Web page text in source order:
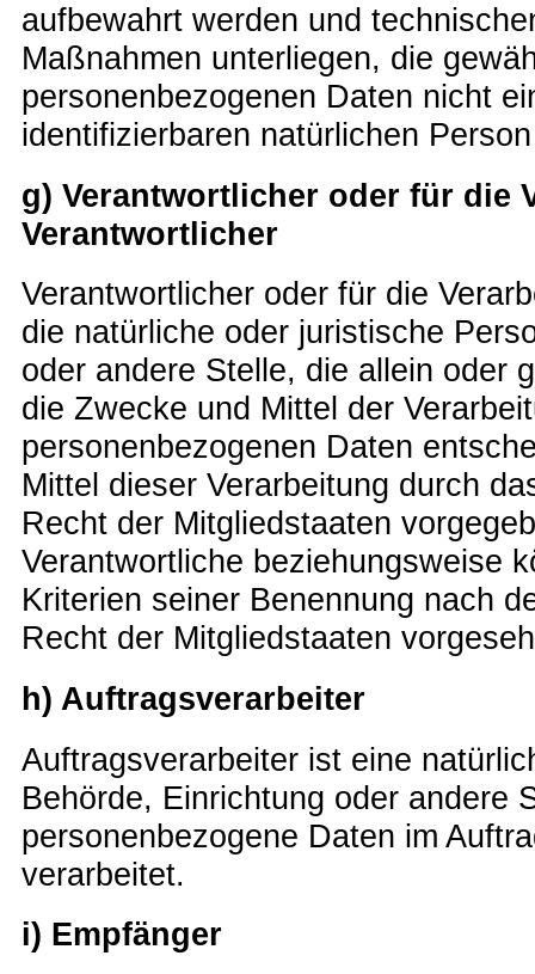
aufbewahrt werden und
Maßnahmen unterliegen, die
personenbezogenen Daten nicht
identifizierbaren natürlichen
g) Verantwortlicher oder für die
Verantwortlicher
Verantwortlicher oder für die
die natürliche oder juristische
oder andere Stelle, die allein oder
die Zwecke und Mittel der
personenbezogenen Daten
Mittel dieser Verarbeitung durch
Recht der Mitgliedstaaten
Verantwortliche beziehungsweise
Kriterien seiner Benennung nach
Recht der Mitgliedstaaten
h) Auftragsverarbeiter
Auftragsverarbeiter ist eine
Behörde, Einrichtung oder andere
personenbezogene Daten im
verarbeitet.
i) Empfänger